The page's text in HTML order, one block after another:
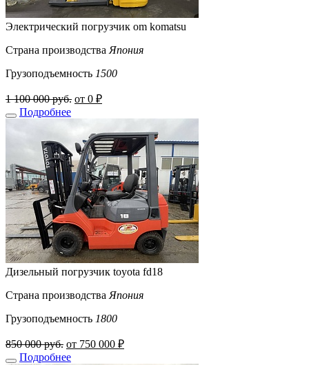
Электрический погрузчик om komatsu
Страна производства Япония
Грузоподъемность 1500
1 100 000 руб. от 0 ₽
Подробнее
Дизельный погрузчик toyota fd18
Страна производства Япония
Грузоподъемность 1800
850 000 руб. от 750 000 ₽
Подробнее